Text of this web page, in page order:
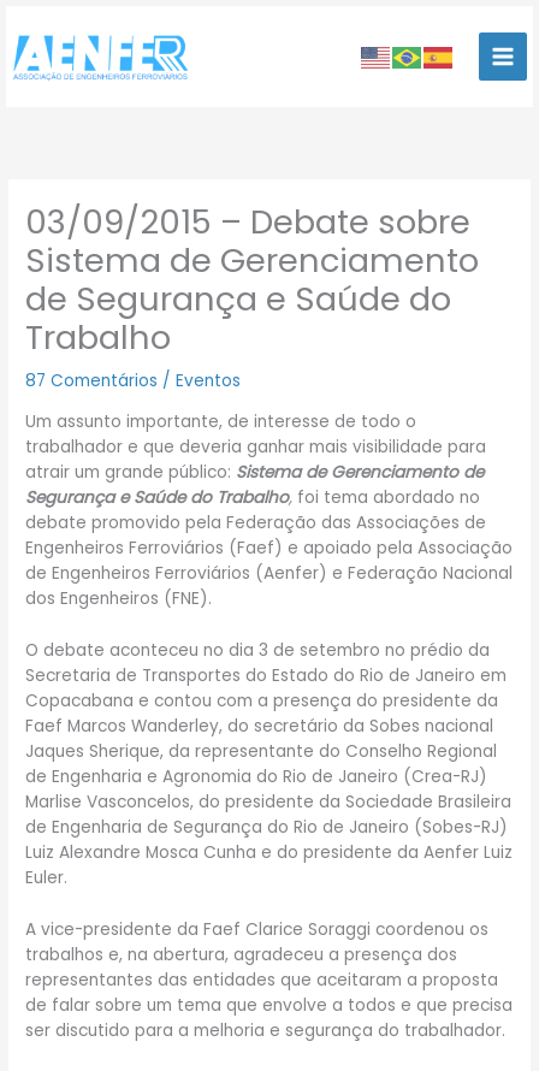
para
conteúdo
03/09/2015 – Debate sobre
Sistema de Gerenciamento
de Segurança e Saúde do
Trabalho
87 Comentários /Eventos
Um assunto importante, de interesse de todo o
trabalhador e que deveria ganhar mais visibilidade para
atrair um grande público: Sistema de Gerenciamento de
Segurança e Saúde do Trabalho, foi tema abordado no
debate promovido pela Federação das Associações de
Engenheiros Ferroviários (Faef) e apoiado pela Associação
de Engenheiros Ferroviários (Aenfer) e Federação Nacional
dos Engenheiros (FNE).
O debate aconteceu no dia 3 de setembro no prédio da
Secretaria de Transportes do Estado do Rio de Janeiro em
Copacabana e contou com a presença do presidente da
Faef Marcos Wanderley, do secretário da Sobes nacional
Jaques Sherique, da representante do Conselho Regional
de Engenharia e Agronomia do Rio de Janeiro (Crea-RJ)
Marlise Vasconcelos, do presidente da Sociedade Brasileira
de Engenharia de Segurança do Rio de Janeiro (Sobes-RJ)
Luiz Alexandre Mosca Cunha e do presidente da Aenfer Luiz
Euler.
A vice-presidente da Faef Clarice Soraggi coordenou os
trabalhos e, na abertura, agradeceu a presença dos
representantes das entidades que aceitaram a proposta
de falar sobre um tema que envolve a todos e que precisa
ser discutido para a melhoria e segurança do trabalhador.